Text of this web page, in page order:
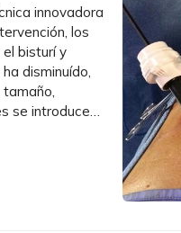
innovadora
los
bisturí y
disminuído,
tamaño,
se introduce